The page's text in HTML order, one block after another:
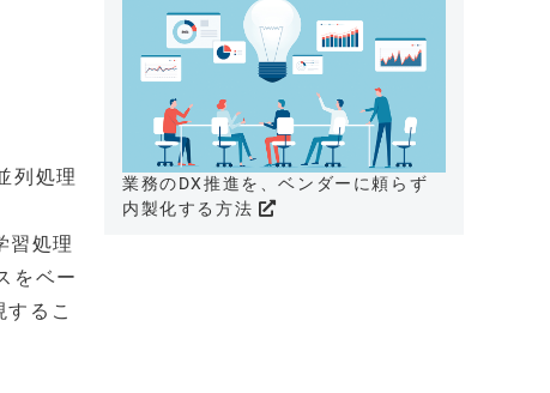
列処理
習処理
をベー
るこ
業務のDX推進を、ベンダーに頼らず
内製化する方法